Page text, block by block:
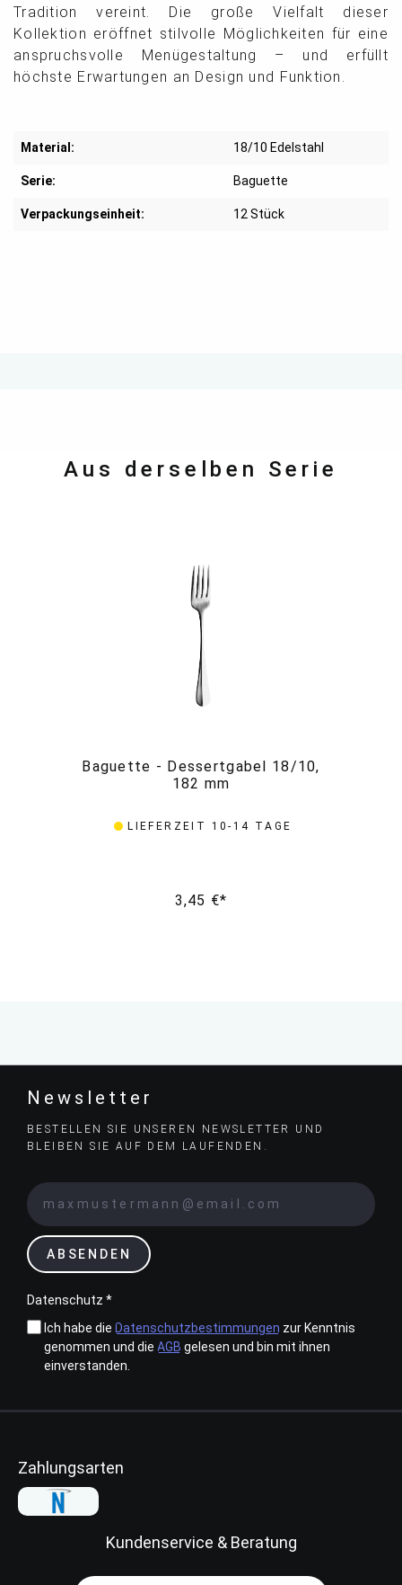
Tradition vereint. Die große Vielfalt dieser
Kollektion eröffnet stilvolle Möglichkeiten für eine
anspruchsvolle Menügestaltung – und erfüllt
höchste Erwartungen an Design und Funktion.
Material: 18/10 Edelstahl
Serie: Baguette
Verpackungseinheit: 12 Stück
Aus derselben Serie
Baguette - Dessertgabel 18/10,
182 mm
LIEFERZEIT 10-14 TAGE
3,45 €*
Newsletter
BESTELLEN SIE UNSEREN NEWSLETTER UND
BLEIBEN SIE AUF DEM LAUFENDEN.
ABSENDEN
Datenschutz *
Ich habe die Datenschutzbestimmungen zur Kenntnis
genommen und die AGB gelesen und bin mit ihnen
einverstanden.
Zahlungsarten
Kundenservice & Beratung